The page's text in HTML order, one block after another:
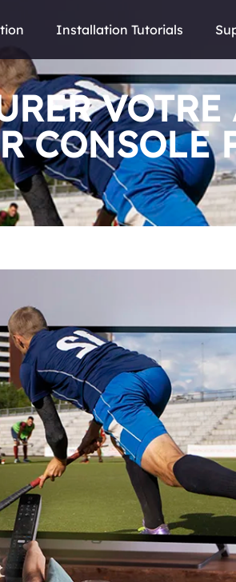
Installation Tutorials
CONSOLE